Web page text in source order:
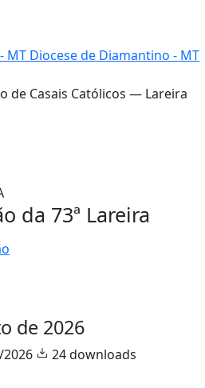
MT Diocese de Diamantino - MT
da 73ª Lareira
de 2026
24 downloads